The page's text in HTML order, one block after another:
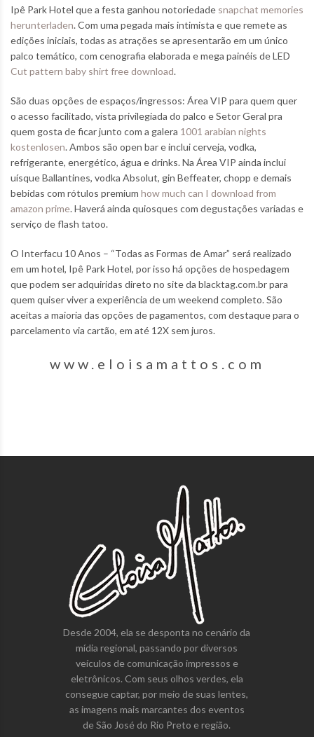
Ipê Park Hotel que a festa ganhou notoriedade snapchat memories
herunterladen. Com uma pegada mais intimista e que remete as
edições iniciais, todas as atrações se apresentarão em um único
palco temático, com cenografia elaborada e mega painéis de LED
Cut pattern baby shirt free download.
São duas opções de espaços/ingressos: Área VIP para quem quer
o acesso facilitado, vista privilegiada do palco e Setor Geral pra
quem gosta de ficar junto com a galera 1001 arabian nights
kostenlosen. Ambos são open bar e inclui cerveja, vodka,
refrigerante, energético, água e drinks. Na Área VIP ainda inclui
uísque Ballantines, vodka Absolut, gin Beffeater, chopp e demais
bebidas com rótulos premium how much can I download from
amazon prime. Haverá ainda quiosques com degustações variadas e
serviço de flash tatoo.
O Interfacu 10 Anos – “Todas as Formas de Amar” será realizado
em um hotel, Ipê Park Hotel, por isso há opções de hospedagem
que podem ser adquiridas direto no site da blacktag.com.br para
quem quiser viver a experiência de um weekend completo. São
aceitas a maioria das opções de pagamentos, com destaque para o
parcelamento via cartão, em até 12X sem juros.
www.eloisamattos.com
Desde 2004, ela se desponta no cenário da
mídia regional, passando por diversos
veículos de comunicação impressos e
eletrônicos. Com seus olhos verdes, ela
consegue captar, por meio de suas lentes,
as imagens mais marcantes dos eventos
de São José do Rio Preto e região.